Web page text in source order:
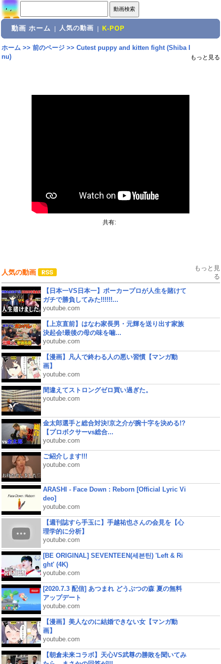
動画 ホーム 人気の動画 K-POP
ホーム>> 前のページ>> Cutest puppy and kitten fight (Shiba I
nu)
もっと見る
共有:
人気の動画
もっと見
る
【日本一VS日本一】ポーカープロが人生を賭けて
ガチで勝負してみた!!!!!!...
youtube.com
【上京直前】はなわ家長男・元輝を送り出す家族
決起会!最後の母の味を噛...
youtube.com
【漫画】凡人で終わる人の悪い習慣【マンガ動
画】
youtube.com
間違えてストロングゼロ買い過ぎた。
youtube.com
金太郎選手と総合対決!京之介が腕十字を決める!?
【プロボクサーvs総合...
youtube.com
ご紹介します!!!
youtube.com
ARASHI - Face Down : Reborn [Official Lyric Vi
deo]
youtube.com
【週刊誌すら手玉に】手越祐也さんの会見を【心
理学的に分析】
youtube.com
[BE ORIGINAL] SEVENTEEN(세븐틴) 'Left & Ri
ght' (4K)
youtube.com
[2020.7.3 配信] あつまれ どうぶつの森 夏の無料
アップデート
youtube.com
【漫画】美人なのに結婚できない女【マンガ動
画】
youtube.com
【朝倉未来コラボ】天心VS武尊の勝敗を聞いてみ